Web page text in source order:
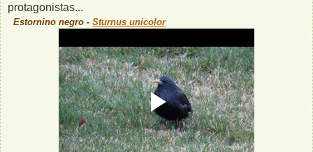
protagonistas...
Estornino negro - Sturnus unicolor